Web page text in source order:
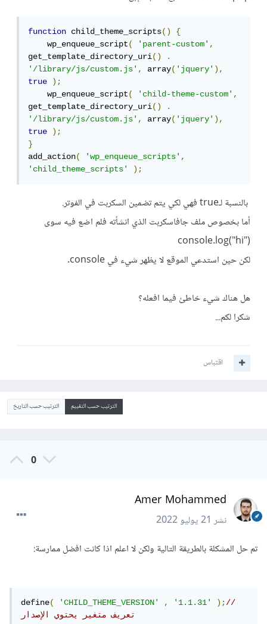
function child_theme_scripts()
{
    wp_enqueue_script
( 'parent-custom',
get_template_directory_uri()
.
'/library/js/custom.js', array('jquery'),
true
);
    wp_enqueue_script
( 'child-theme-custom',
get_template_directory_uri()
.
'/library/js/custom.js', array('jquery'),
true
);
}
add_action( 'wp_enqueue_scripts',
'child_theme_scripts'
);
بالنسبة لـtrue فهي لكي يتم تضمين السكربت في الفوتر.
أما بخصوص ملف جافاسكربت الذي انشأته فلم اضع فيه سوى
console.log("hi")
لكن حين استدعي الموقع لا يظهر شيء في console.
هل هناك شيء خاطئ فيما افعله؟
شكرا لكم...
اقتباس
الترتيب حسب التقييم الترتيب حسب التاريخ
0
Amer Mohammed
نشر21 يوليو 2022
تم حل المشكلة بالطريقة التالية ولكن لا اعلم اذا كانت افضل ممارسة:
define( 'CHILD_THEME_VERSION' , '1.1.31' );//